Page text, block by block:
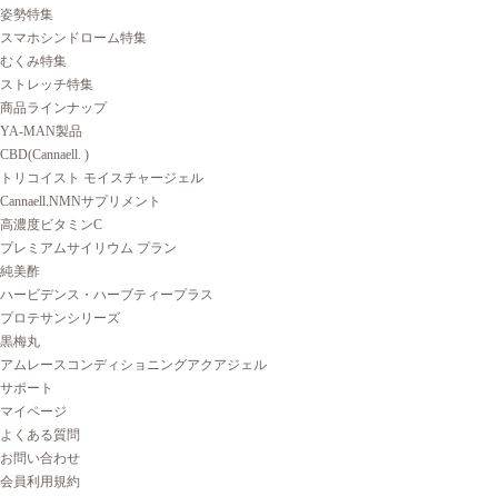
姿勢特集
スマホシンドローム特集
むくみ特集
ストレッチ特集
商品ラインナップ
YA-MAN製品
CBD(Cannaell. )
トリコイスト モイスチャージェル
Cannaell.NMNサプリメント
高濃度ビタミンC
プレミアムサイリウム プラン
純美酢
ハービデンス・ハーブティープラス
プロテサンシリーズ
黒梅丸
アムレースコンディショニングアクアジェル
サポート
マイページ
よくある質問
お問い合わせ
会員利用規約